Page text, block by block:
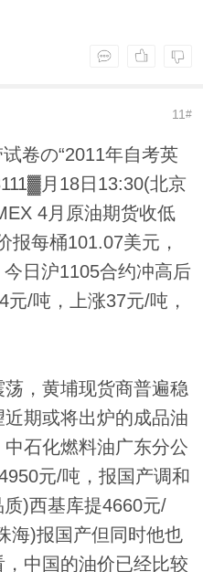
11#
卷の“2011年自考英
月18日13:30(北京
4月原油期货收低
报每桶101.07美元，
沪1105合约冲高后
/吨，上涨37元/吨，
，黄埔现货商普遍稳
期或将出炉的成品油
石化燃料油广东分公
元/吨，报国产调和
)西基库提4660元/
海)报国产但同时他也
中国的油价已经比较